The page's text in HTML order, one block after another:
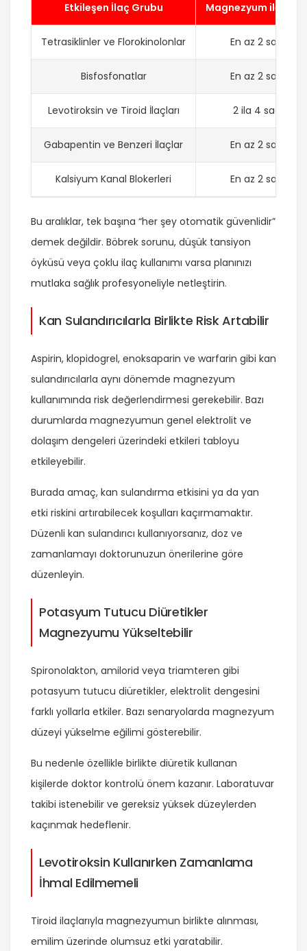
Etkileşen İlaç Grubu Magnezyum ile
Tetrasiklinler ve Florokinolonlar En az 2 saat
Bisfosfonatlar En az 2 saat
Levotiroksin ve Tiroid İlaçları 2 ila 4 saat
Gabapentin ve Benzeri İlaçlar En az 2 saat
Kalsiyum Kanal Blokerleri En az 2 saat
Bu aralıklar, tek başına “her şey otomatik güvenlidir”
demek değildir. Böbrek sorunu, düşük tansiyon
öyküsü veya çoklu ilaç kullanımı varsa planınızı
mutlaka sağlık profesyoneliyle netleştirin.
Kan Sulandırıcılarla Birlikte Risk Artabilir
Aspirin, klopidogrel, enoksaparin ve warfarin gibi kan
sulandırıcılarla aynı dönemde magnezyum
kullanımında risk değerlendirmesi gerekebilir. Bazı
durumlarda magnezyumun genel elektrolit ve
dolaşım dengeleri üzerindeki etkileri tabloyu
etkileyebilir.
Burada amaç, kan sulandırma etkisini ya da yan
etki riskini artırabilecek koşulları kaçırmamaktır.
Düzenli kan sulandırıcı kullanıyorsanız, doz ve
zamanlamayı doktorunuzun önerilerine göre
düzenleyin.
Potasyum Tutucu Diüretikler
Magnezyumu Yükseltebilir
Spironolakton, amilorid veya triamteren gibi
potasyum tutucu diüretikler, elektrolit dengesini
farklı yollarla etkiler. Bazı senaryolarda magnezyum
düzeyi yükselme eğilimi gösterebilir.
Bu nedenle özellikle birlikte diüretik kullanan
kişilerde doktor kontrolü önem kazanır. Laboratuvar
takibi istenebilir ve gereksiz yüksek düzeylerden
kaçınmak hedeflenir.
Levotiroksin Kullanırken Zamanlama
İhmal Edilmemeli
Tiroid ilaçlarıyla magnezyumun birlikte alınması,
emilim üzerinde olumsuz etki yaratabilir.